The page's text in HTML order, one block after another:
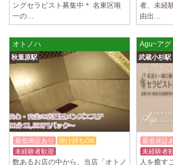
2025/04/04
やる気のあるセラピスト大募集！ 「本気で稼ぎ
ラピストになりたい！」 そんなあなたを全力
2025/04/02
[千歳烏山駅]
LoveCHU (ラブチュ) 千歳烏山ルーム
やる気のあるセラピスト大募集！ 「本気で稼ぎ
ラピストになりたい！」 そんなあなたを全力で
2025/03/31[八王子駅]
Diamond～ダイヤモンド～
只今NEW OPENにつきセラピストが不足してい
ングセラピスト募集中＊ 名東区唯
一の…
者、未経
由出…
オトノハ
秋葉原駅
最低保証あり
掛け持ちOK
未経験者歓迎
数あるお店の中から、当店「オトノ
Agu~アグ
武蔵小杉駅
最低保証
未経験者
人を癒す